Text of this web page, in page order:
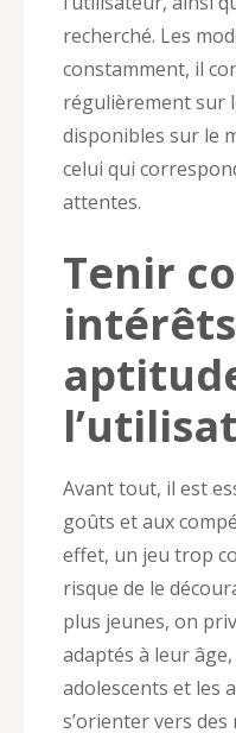
recherché. Les
constamment, il
régulièrement sur
disponibles sur le
celui qui
attentes.
Tenir
Avant tout, il est
goûts et aux
effet, un jeu trop
risque de le
plus jeunes, on
adaptés à leur
adolescents et les
s’orienter vers